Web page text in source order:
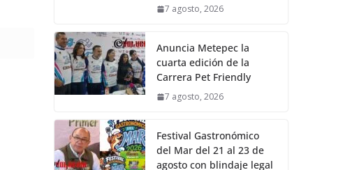
7 agosto, 2026
Anuncia Metepec la
cuarta edición de la
Carrera Pet Friendly
7 agosto, 2026
Festival Gastronómico
del Mar del 21 al 23 de
agosto con blindaje legal